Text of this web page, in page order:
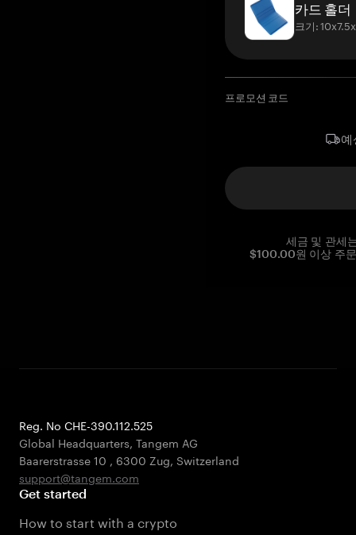
카드 홀더
크기:
프로모션 코드
예
세금 및 관세
$100.00원 이상 주
Reg. No CHE-390.112.525
Global Headquarters, Tangem AG
Baarerstrasse 10 , 6300 Zug, Switzerland
support@tangem.com
Get started
How to start with a crypto